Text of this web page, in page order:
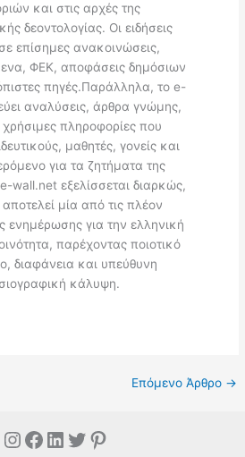
και στις αρχές της
δεοντολογίας. Οι ειδήσεις
επίσημες ανακοινώσεις,
ΦΕΚ, αποφάσεις δημόσιων
πηγές.Παράλληλα, το e-
αναλύσεις, άρθρα γνώμης,
πληροφορίες που
μαθητές, γονείς και
για τα ζητήματα της
wall.net εξελίσσεται διαρκώς,
μία από τις πλέον
ενημέρωσης για την ελληνική
παρέχοντας ποιοτικό
διαφάνεια και υπεύθυνη
κάλυψη.
Επόμενο Άρθρο →
Instagram
Facebook
Linkedin
Twitter
Pinterest